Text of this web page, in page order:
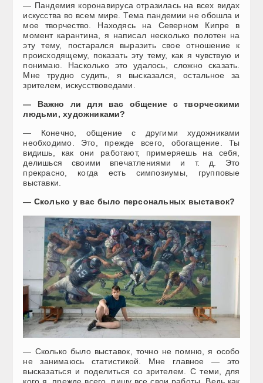
— Пандемия коронавируса отразилась на всех видах
искусства во всем мире. Тема пандемии не обошла и
мое творчество. Находясь на Северном Кипре в
момент карантина, я написал несколько полотен на
эту тему, постарался выразить свое отношение к
происходящему, показать эту тему, как я чувствую и
понимаю. Насколько это удалось, сложно сказать.
Мне трудно судить, я высказался, остальное за
зрителем, искусствоведами.
— Важно ли для вас общение с творческими
людьми, художниками?
— Конечно, общение с другими художниками
необходимо. Это, прежде всего, обогащение. Ты
видишь, как они работают, примеряешь на себя,
делишься своими впечатлениями и т. д. Это
прекрасно, когда есть симпозиумы, групповые
выставки.
— Сколько у вас было персональных выставок?
— Сколько было выставок, точно не помню, я особо
не занимаюсь статистикой. Мне главное — это
высказаться и поделиться со зрителем. С теми, для
кого я, прежде всего, пишу все свои работы. Ведь как